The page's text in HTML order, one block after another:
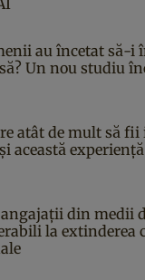
au încetat să-i
Un nou studiu
atât de mult să
această experiență
din medii
la extinderea